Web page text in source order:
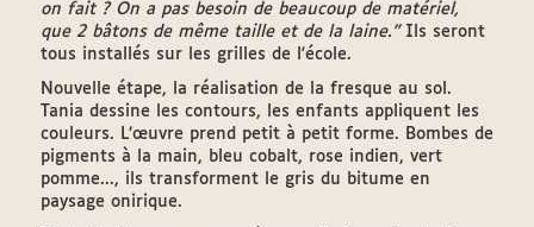
on fait ? On a pas besoin de beaucoup de matériel,
que 2 bâtons de même taille et de la laine." Ils seront
tous installés sur les grilles de l'école.
Nouvelle étape, la réalisation de la fresque au sol.
Tania dessine les contours, les enfants appliquent les
couleurs. L’œuvre prend petit à petit forme. Bombes de
pigments à la main, bleu cobalt, rose indien, vert
pomme..., ils transforment le gris du bitume en
paysage onirique.